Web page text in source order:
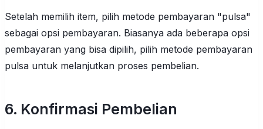
Setelah memilih item, pilih metode pembayaran "pulsa"
sebagai opsi pembayaran. Biasanya ada beberapa opsi
pembayaran yang bisa dipilih, pilih metode pembayaran
pulsa untuk melanjutkan proses pembelian.
6. Konfirmasi Pembelian